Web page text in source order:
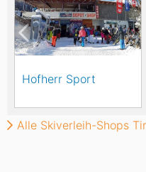
Hofherr Sport
Alle Skiverleih-Shops